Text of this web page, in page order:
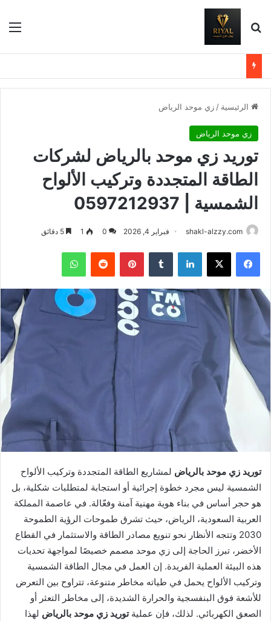
بحث عن
الرئيسية / زي موحد الرياض
زي موحد الرياض
توريد زي موحد بالرياض لشركات
الطاقة المتجددة وتركيب الألواح
الشمسية | 0597212937
shakl-alzzy.com فبراير 4, 2026 0
1
فيسبوك X لينكدإن بينتيريست واتساب
توريد زي موحد بالرياض لمشاريع الطاقة المتجددة وتركيب الألواح
الشمسية ليس مجرد خطوة إجرائية أو استجابة لمتطلبات شكلية، بل
هو حجر أساس في بناء هوية مهنية آمنة وفعّالة. في عاصمة المملكة
العربية السعودية، الرياض، حيث تشرق طموحات الرؤية الطموحة
2030 وتتجه الأنظار نحو تنويع مصادر الطاقة والاستثمار في القطاع
الأخضر، تبرز الحاجة إلى زي موحد مصمم خصيصًا لمواجهة تحديات
هذه البيئة العملية الفريدة. إن العمل في مجال الطاقة الشمسية
وتركيب الألواح يحمل في طياته مخاطر متنوعة، تتراوح بين التعرض
للأشعة فوق البنفسجية والحرارة الشديدة، إلى مخاطر التعثر أو
الصعق الكهربائي. لذلك، فإن عمليةتوريد زي موحد بالرياض لهذا